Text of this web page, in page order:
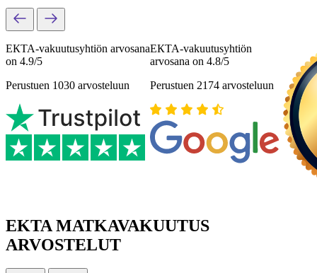
ЕКТА-vakuutusyhtiön arvosana
on 4.9/5
Perustuen 1030 arvosteluun
ЕКТА-vakuutusyhtiön
arvosana on 4.8/5
Perustuen 2174 arvosteluun
EKTA MATKAVAKUUTUS
ARVOSTELUT